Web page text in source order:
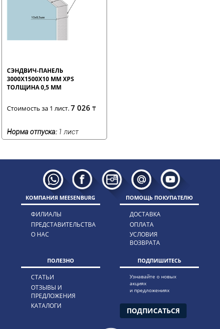
СЭНДВИЧ-ПАНЕЛЬ
3000Х1500Х10 ММ XPS
ТОЛЩИНА 0,5 ММ
Стоимость за 1 лист.7 026 ₸
Норма отпуска: 1 лист
КОМПАНИЯ MEESENBURG
ФИЛИАЛЫ
ПРЕДСТАВИТЕЛЬСТВА
О НАС
ПОМОЩЬ ПОКУПАТЕЛЮ
ДОСТАВКА
ОПЛАТА
УСЛОВИЯ
ВОЗВРАТА
ПОЛЕЗНО
СТАТЬИ
ОТЗЫВЫ И
ПРЕДЛОЖЕНИЯ
КАТАЛОГИ
ПОДПИШИТЕСЬ
Узнавайте о новых
акциях
и предложениях
ПОДПИСАТЬСЯ